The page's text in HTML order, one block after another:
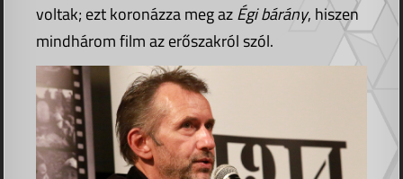
voltak; ezt koronázza meg azÉgi bárány, hiszen
mindhárom film az erőszakról szól.